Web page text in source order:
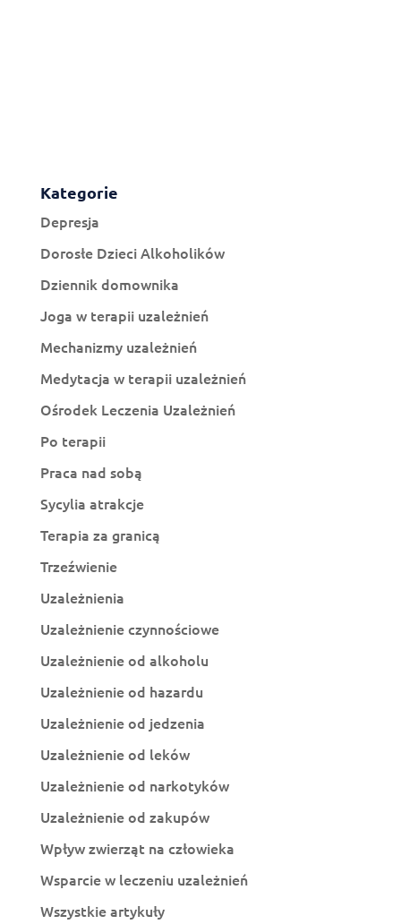
Kategorie
Depresja
Dorosłe Dzieci Alkoholików
Dziennik domownika
Joga w terapii uzależnień
Mechanizmy uzależnień
Medytacja w terapii uzależnień
Ośrodek Leczenia Uzależnień
Po terapii
Praca nad sobą
Sycylia atrakcje
Terapia za granicą
Trzeźwienie
Uzależnienia
Uzależnienie czynnościowe
Uzależnienie od alkoholu
Uzależnienie od hazardu
Uzależnienie od jedzenia
Uzależnienie od leków
Uzależnienie od narkotyków
Uzależnienie od zakupów
Wpływ zwierząt na człowieka
Wsparcie w leczeniu uzależnień
Wszystkie artykuły